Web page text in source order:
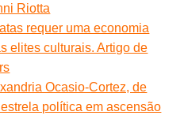
Riotta
requer uma economia
elites culturais. Artigo de
Ocasio-Cortez, de
política em ascensão